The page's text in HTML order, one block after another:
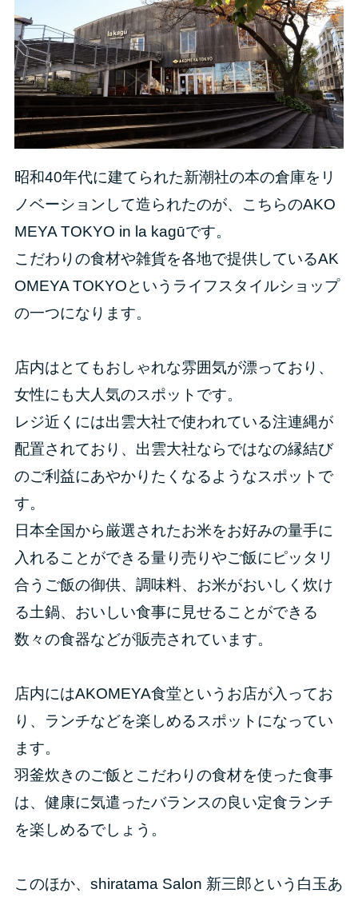
昭和40年代に建てられた新潮社の本の倉庫をリ
ノベーションして造られたのが、こちらのAKO
MEYA TOKYO in la kagūです。
こだわりの食材や雑貨を各地で提供しているAK
OMEYA TOKYOというライフスタイルショップ
の一つになります。
店内はとてもおしゃれな雰囲気が漂っており、
女性にも大人気のスポットです。
レジ近くには出雲大社で使われている注連縄が
配置されており、出雲大社ならではなの縁結び
のご利益にあやかりたくなるようなスポットで
す。
日本全国から厳選されたお米をお好みの量手に
入れることができる量り売りやご飯にピッタリ
合うご飯の御供、調味料、お米がおいしく炊け
る土鍋、おいしい食事に見せることができる
数々の食器などが販売されています。
店内にはAKOMEYA食堂というお店が入ってお
り、ランチなどを楽しめるスポットになってい
ます。
羽釜炊きのご飯とこだわりの食材を使った食事
は、健康に気遣ったバランスの良い定食ランチ
を楽しめるでしょう。
このほか、shiratama Salon 新三郎という白玉あ